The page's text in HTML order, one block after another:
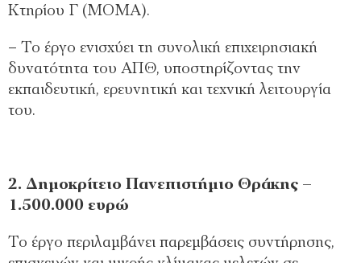
Κτηρίου Γ (MOMA).
– Το έργο ενισχύει τη συνολική επιχειρησιακή
δυνατότητα του ΑΠΘ, υποστηρίζοντας την
εκπαιδευτική, ερευνητική και τεχνική λειτουργία
του.
2. Δημοκρίτειο Πανεπιστήμιο Θράκης –
1.500.000 ευρώ
Το έργο περιλαμβάνει παρεμβάσεις συντήρησης,